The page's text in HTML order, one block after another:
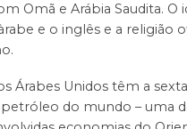
Omã e Arábia Saudita. O
e o inglês e a religião
Árabes Unidos têm a
petróleo do mundo – uma